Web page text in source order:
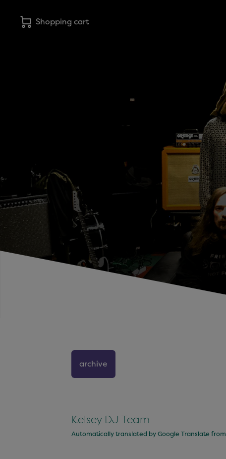
Shopping cart
archive
Kelsey DJ Team
Automatically translated by Google Translate from